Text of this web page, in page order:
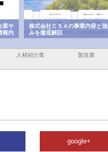
業サ
報内
株式会社ＣＳＡの事業内容と強
みを徹底解説
人材紹介業 製造業
google+